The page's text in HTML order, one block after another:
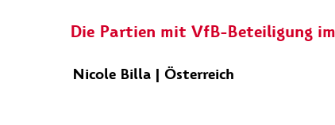
Die Partien mit VfB-Beteiligung
Nicole Billa | Österreich